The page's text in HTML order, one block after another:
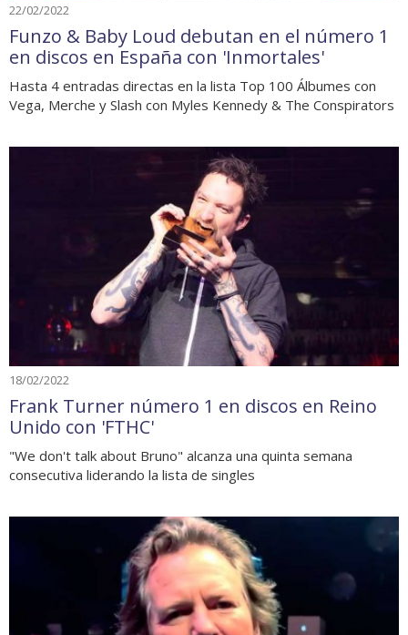
22/02/2022
Funzo & Baby Loud debutan en el número 1
en discos en España con 'Inmortales'
Hasta 4 entradas directas en la lista Top 100 Álbumes con
Vega, Merche y Slash con Myles Kennedy & The Conspirators
18/02/2022
Frank Turner número 1 en discos en Reino
Unido con 'FTHC'
"We don't talk about Bruno" alcanza una quinta semana
consecutiva liderando la lista de singles